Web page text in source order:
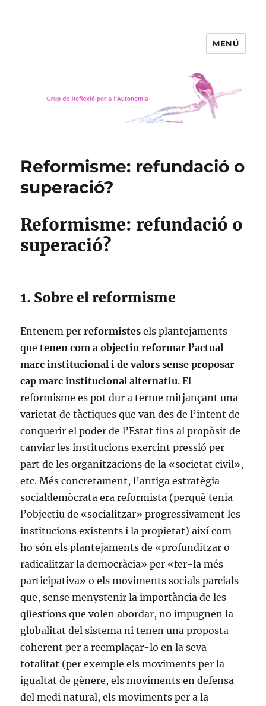
MENÚ
Reformisme: refundació o
superació?
Reformisme: refundació o
superació?
1. Sobre el reformisme
Entenem perreformistes els plantejaments
quetenen com a objectiu reformar l’actual
marc institucional i de valors sense proposar
cap marc institucional alternatiu. El
reformisme es pot dur a terme mitjançant una
varietat de tàctiques que van des de l’intent de
conquerir el poder de l’Estat fins al propòsit de
canviar les institucions exercint pressió per
part de les organitzacions de la «societat civil»,
etc. Més concretament, l’antiga estratègia
socialdemòcrata era reformista (perquè tenia
l’objectiu de «socialitzar» progressivament les
institucions existents i la propietat) així com
ho són els plantejaments de «profunditzar o
radicalitzar la democràcia» per «fer-la més
participativa» o els moviments socials parcials
que, sense menystenir la importància de les
qüestions que volen abordar, no impugnen la
globalitat del sistema ni tenen una proposta
coherent per a reemplaçar-lo en la seva
totalitat (per exemple els moviments per la
igualtat de gènere, els moviments en defensa
del medi natural, els moviments per a la